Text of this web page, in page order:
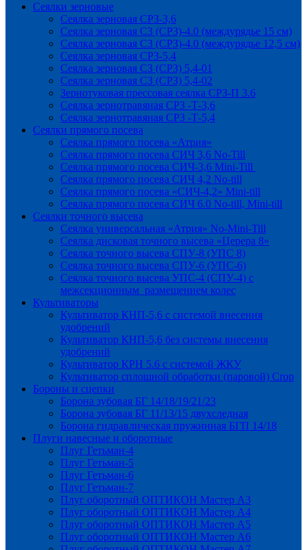
Сеялки зерновые
Сеялка зерновая СРЗ-3,6
Сеялка зерновая СЗ (СРЗ)-4.0 (междурядье 15 см)
Сеялка зерновая СЗ (СРЗ)-4.0 (междурядье 12,5 см)
Сеялка зерновая СРЗ-5,4
Сеялка зерновая СЗ (СРЗ) 5,4-01
Сеялка зерновая СЗ (СРЗ) 5,4-02
Зернотуковая прессовая сеялка СРЗ-П 3.6
Сеялка зернотравяная СРЗ -Т-3,6
Сеялка зернотравяная СРЗ -Т-5,4
Сеялки прямого посева
Сеялка прямого посева «Атрия»
Сеялка прямого посева СИЧ 3,6 No-Till
Сеялка прямого посева СИЧ-3,6 Mini-Till
Сеялка прямого посева СИЧ 4,2 No-till
Сеялка прямого посева «СИЧ-4,2» Mini-till
Сеялка прямого посева СИЧ 6.0 No-till, Mini-till
Сеялки точного высева
Сеялка универсальная «Атрия» No-Mini-Till
Сеялка дисковая точного высева «Церера 8»
Сеялка точного высева СПУ-8 (УПС 8)
Сеялка точного высева СПУ-6 (УПС-6)
Сеялка точного высева УПС-4 (СПУ-4) с
межсекционным размещением колес
Культиваторы
Культиватор КНП-5,6 с системой внесения
удобрений
Культиватор КНП-5,6 без системы внесения
удобрений
Культиватор КРН 5.6 с системой ЖКУ
Культиватор сплошной обработки (паровой) Crop
Бороны и сцепки
Борона зубовая БГ 14/18/19/21/23
Борона зубовая БГ 11/13/15 двухследная
Борона гидравлическая пружинная БГП 14/18
Плуги навесные и оборотные
Плуг Гетьман-4
Плуг Гетьман-5
Плуг Гетьман-6
Плуг Гетьман-7
Плуг оборотный ОПТИКОН Мастер А3
Плуг оборотный ОПТИКОН Мастер А4
Плуг оборотный ОПТИКОН Мастер А5
Плуг оборотный ОПТИКОН Мастер А6